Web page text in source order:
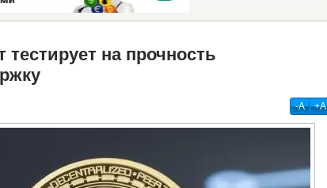
на прочность
-А +А